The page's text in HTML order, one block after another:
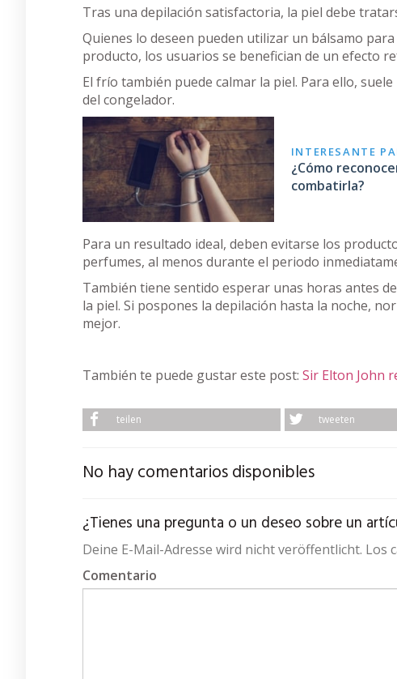
Tras una depilación satisfactoria, la piel debe
Quienes lo deseen pueden utilizar un bálsamo
producto, los usuarios se benefician de un efecto
El frío también puede calmar la piel. Para ello,
del congelador.
INTERESANTE
¿Cómo
combatirla?
Para un resultado ideal, deben evitarse los
perfumes, al menos durante el periodo
También tiene sentido esperar unas horas antes
la piel. Si pospones la depilación hasta la noche,
mejor.
También te puede gustar este post: Sir Elton John
teilen tweeten
No hay comentarios disponibles
¿Tienes una pregunta o un deseo sobre un
Deine E-Mail-Adresse wird nicht veröffentlicht. Los
Comentario